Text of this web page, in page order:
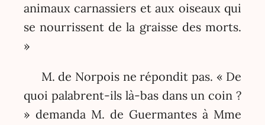
animaux carnassiers et aux oiseaux qui
se nourrissent de la graisse des morts.
»
M. de Norpois ne répondit pas. « De
quoi palabrent-ils là-bas dans un coin ?
» demanda M. de Guermantes à Mme